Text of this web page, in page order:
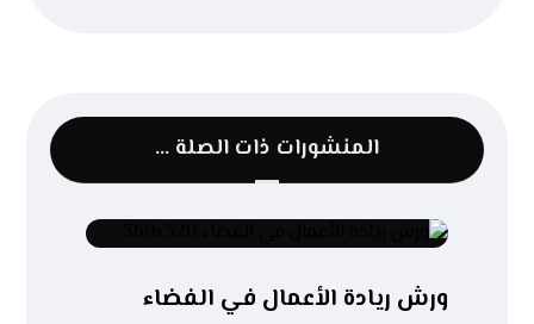
المنشورات ذات الصلة ...
ورش ريادة الأعمال في الفضاء